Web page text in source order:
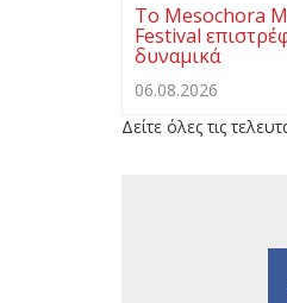
Το Mesochora
Festival
δυναμικά
06.08.2026
Δείτε όλες τις